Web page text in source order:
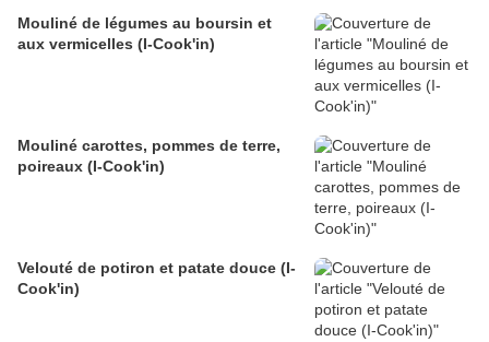
Mouliné de légumes au boursin et
aux vermicelles (I-Cook'in)
Mouliné carottes, pommes de terre,
poireaux (I-Cook'in)
Velouté de potiron et patate douce (I-
Cook'in)